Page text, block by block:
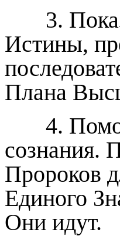
3.
Истины,
Плана
4.
сознания.
Пророков
Единого
Они идут.